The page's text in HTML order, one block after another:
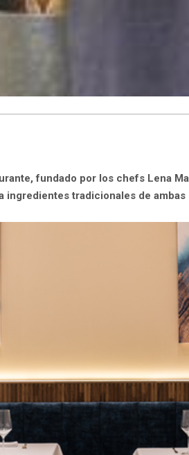
fundado por los chefs Lena
ingredientes tradicionales de